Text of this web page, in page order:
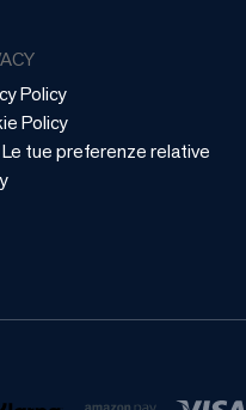
Policy
Policy
tue preferenze relative